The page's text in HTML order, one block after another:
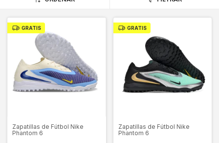
GRATIS
Zapatillas de Fútbol Nike
Phantom 6
GRATIS
Zapatillas de Fútbol Nike
Phantom 6